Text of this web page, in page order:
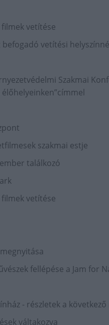
filmek vetítése
vetítési helyszínné
Szakmai
szakmai estje
találkozó
filmek vetítése
fellépése a Jam for
- részletek a
váltakozva